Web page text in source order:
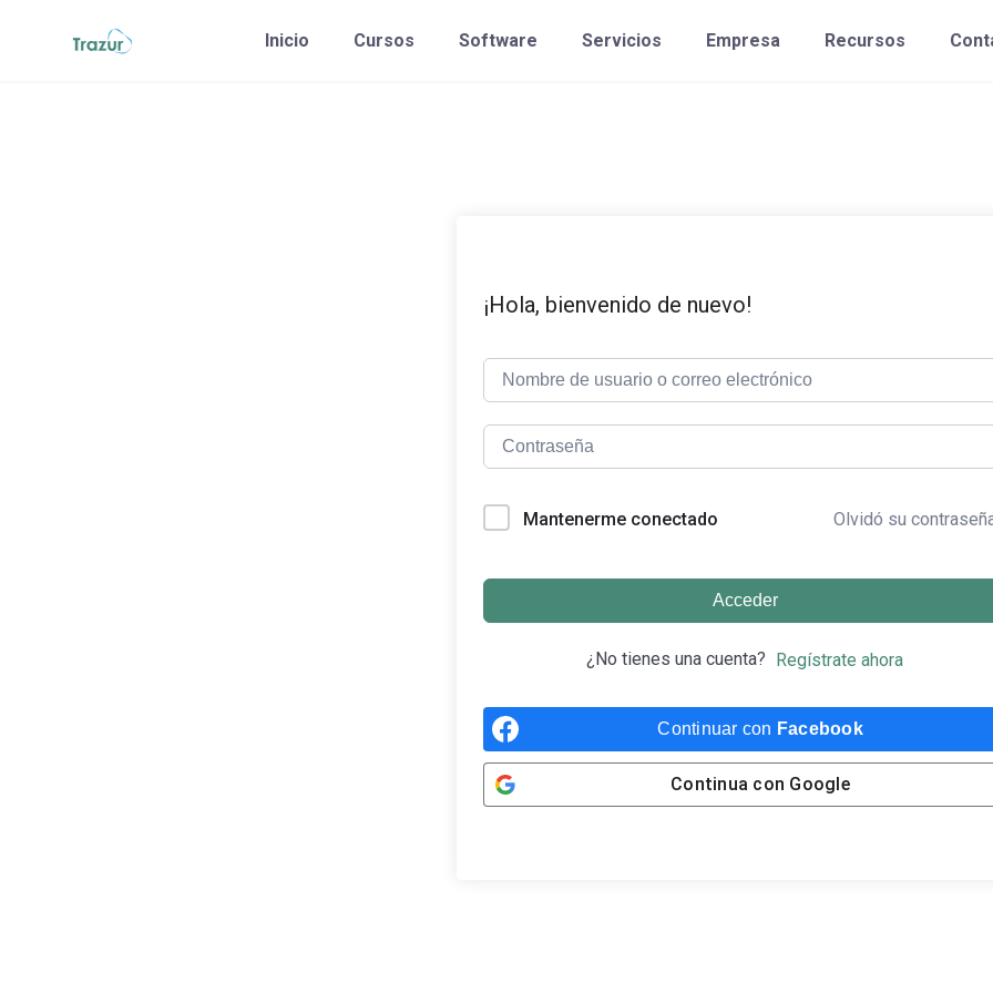
Inicio Cursos Software Servicios Empresa Recursos
¡Hola, bienvenido de nuevo!
Mantenerme conectado Olvidó su
Acceder
¿No tienes una cuenta? Regístrate ahora
Continuar con Facebook
Continua con Google